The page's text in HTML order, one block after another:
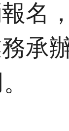
名
承